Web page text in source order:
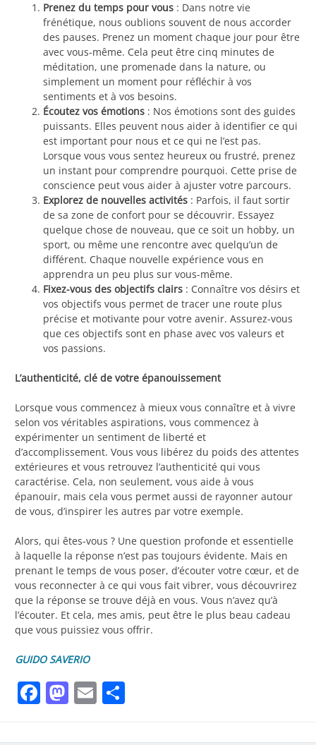
Prenez du temps pour vous : Dans notre vie
frénétique, nous oublions souvent de nous accorder
des pauses. Prenez un moment chaque jour pour être
avec vous-même. Cela peut être cinq minutes de
méditation, une promenade dans la nature, ou
simplement un moment pour réfléchir à vos
sentiments et à vos besoins.
Écoutez vos émotions : Nos émotions sont des guides
puissants. Elles peuvent nous aider à identifier ce qui
est important pour nous et ce qui ne l’est pas.
Lorsque vous vous sentez heureux ou frustré, prenez
un instant pour comprendre pourquoi. Cette prise de
conscience peut vous aider à ajuster votre parcours.
Explorez de nouvelles activités : Parfois, il faut sortir
de sa zone de confort pour se découvrir. Essayez
quelque chose de nouveau, que ce soit un hobby, un
sport, ou même une rencontre avec quelqu’un de
différent. Chaque nouvelle expérience vous en
apprendra un peu plus sur vous-même.
Fixez-vous des objectifs clairs : Connaître vos désirs et
vos objectifs vous permet de tracer une route plus
précise et motivante pour votre avenir. Assurez-vous
que ces objectifs sont en phase avec vos valeurs et
vos passions.
L’authenticité, clé de votre épanouissement
Lorsque vous commencez à mieux vous connaître et à vivre
selon vos véritables aspirations, vous commencez à
expérimenter un sentiment de liberté et
d’accomplissement. Vous vous libérez du poids des attentes
extérieures et vous retrouvez l’authenticité qui vous
caractérise. Cela, non seulement, vous aide à vous
épanouir, mais cela vous permet aussi de rayonner autour
de vous, d’inspirer les autres par votre exemple.
Alors, qui êtes-vous ? Une question profonde et essentielle
à laquelle la réponse n’est pas toujours évidente. Mais en
prenant le temps de vous poser, d’écouter votre cœur, et de
vous reconnecter à ce qui vous fait vibrer, vous découvrirez
que la réponse se trouve déjà en vous. Vous n’avez qu’à
l’écouter. Et cela, mes amis, peut être le plus beau cadeau
que vous puissiez vous offrir.
GUIDO SAVERIO
Facebook
Mastodon
Email